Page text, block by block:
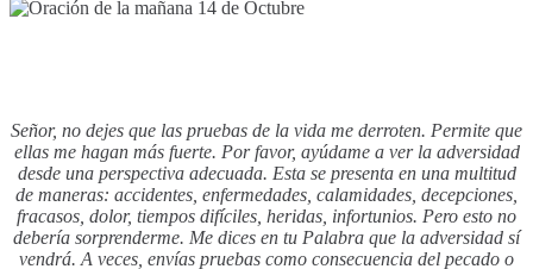
Señor, no dejes que las pruebas de la vida me derroten. Permite que
ellas me hagan más fuerte. Por favor, ayúdame a ver la adversidad
desde una perspectiva adecuada. Esta se presenta en una multitud
de maneras: accidentes, enfermedades, calamidades, decepciones,
fracasos, dolor, tiempos difíciles, heridas, infortunios. Pero esto no
debería sorprenderme. Me dices en tu Palabra que la adversidad sí
vendrá. A veces, envías pruebas como consecuencia del pecado o